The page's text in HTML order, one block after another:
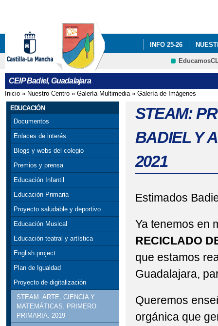
INFO 25-26
INFÓRMATE
ENGLISH PROJECT:
PROGRAMA # TÚ
VISITA
DELEGADO DE
CEIP Badiel, Guadalajara
Se encuentra usted aquí
Inicio » Nuestro Centro » Galería Multimedia» Galería de Imágenes
EDUCACIÓN
Documentos
Enlaces de interés
Blogs y webs del colegio
Premios y prensa
Educación Infantil
Educación Primaria
Proyecto saludable y deportivo
Educación Musical
Educación teatral y artística
English project
Plan de Igualdad
Proyecto de digitalización
STEAM: ARTE, CIENCIA Y
MATEMÁTICAS. PRIMERO
PRIMARIA. 2019
STEAM:
BADIEL Y
2021
Estimados
Ya tenemos en
RECICLADO
que estamos
Guadalajara,
Queremos
orgánica que